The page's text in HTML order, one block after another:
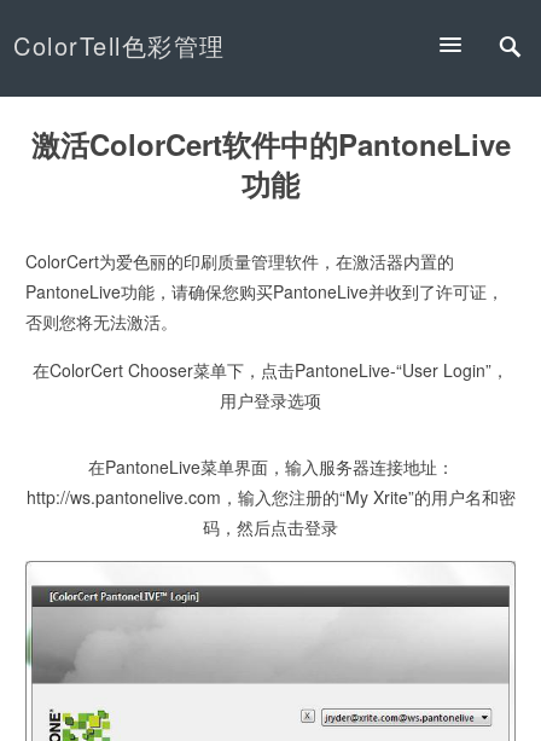
ColorTell色彩管理
激活ColorCert软件中的PantoneLive
功能
ColorCert为爱色丽的印刷质量管理软件，在激活器内置的
PantoneLive功能，请确保您购买PantoneLive并收到了许可证，
否则您将无法激活。
在ColorCert Chooser菜单下，点击PantoneLive-“User Login”，
用户登录选项
在PantoneLive菜单界面，输入服务器连接地址：
http://ws.pantonelive.com，输入您注册的“My Xrite”的用户名和密
码，然后点击登录